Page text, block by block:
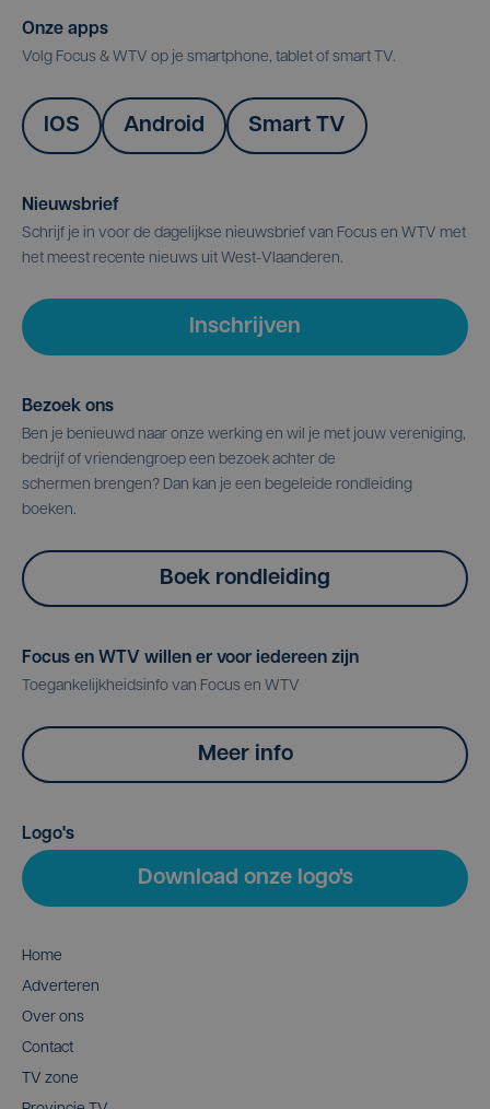
Onze apps
Volg Focus & WTV op je smartphone, tablet of smart TV.
IOS Android Smart TV
Nieuwsbrief
Schrijf je in voor de dagelijkse nieuwsbrief van Focus en WTV met
het meest recente nieuws uit West-Vlaanderen.
Inschrijven
Bezoek ons
Ben je benieuwd naar onze werking en wil je met jouw vereniging,
bedrijf of vriendengroep een bezoek achter de
schermen brengen? Dan kan je een begeleide rondleiding
boeken.
Boek rondleiding
Focus en WTV willen er voor iedereen zijn
Toegankelijkheidsinfo van Focus en WTV
Meer info
Logo's
Download onze logo's
Home
Adverteren
Over ons
Contact
TV zone